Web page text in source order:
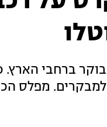
למבקרים. מפלס